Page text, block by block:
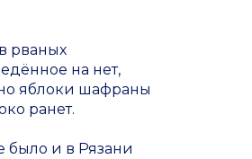
рваных
на нет,
яблоки шафраны
ранет.
и в Рязани